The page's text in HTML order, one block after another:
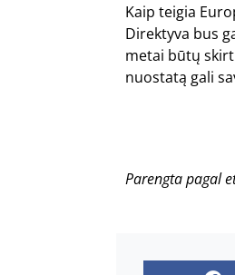
Kaip teigia
Direktyva bus
metai būtų
nuostatą gali
Parengta pagal